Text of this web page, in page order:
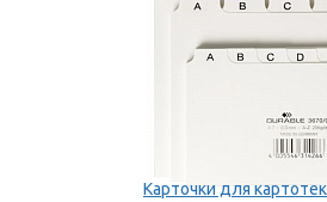
Карточки для